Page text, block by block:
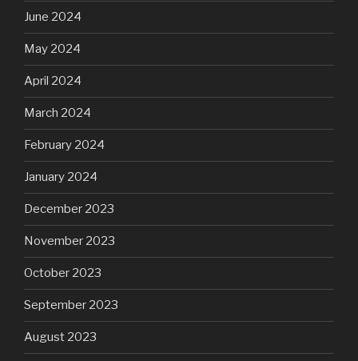
June 2024
May 2024
April 2024
March 2024
February 2024
January 2024
December 2023
November 2023
October 2023
September 2023
August 2023